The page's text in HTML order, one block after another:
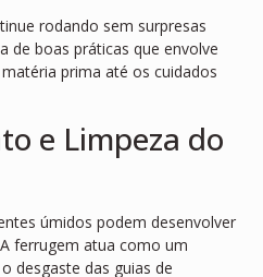
rodando sem surpresas
de boas práticas que envolve
prima até os cuidados
e Limpeza do
úmidos podem desenvolver
ferrugem atua como um
desgaste das guias de